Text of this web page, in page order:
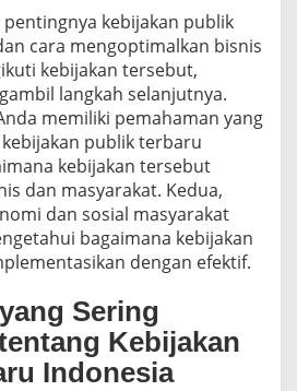
kebijakan publik
cara mengoptimalkan bisnis
kebijakan tersebut,
langkah selanjutnya.
memiliki pemahaman yang
publik terbaru
kebijakan tersebut
dan masyarakat. Kedua,
dan sosial masyarakat
bagaimana kebijakan
dengan efektif.
Sering
Kebijakan
Indonesia